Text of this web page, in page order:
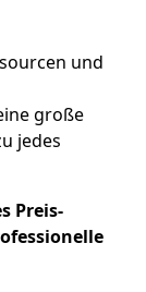
und
große
jedes
Preis-